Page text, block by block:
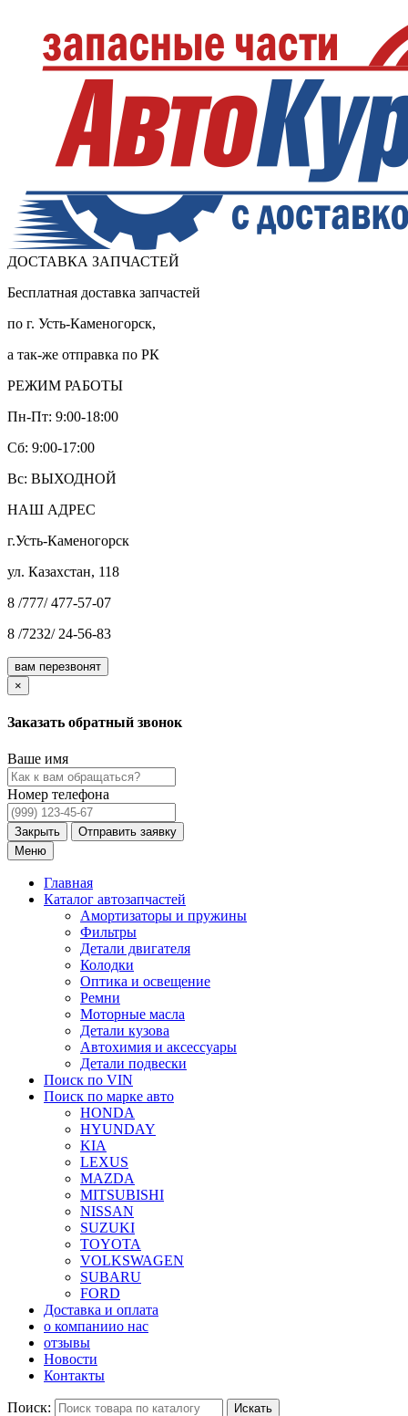
ДОСТАВКА ЗАПЧАСТЕЙ
Бесплатная доставка запчастей
по г. Усть-Каменогорск,
а так-же отправка по РК
РЕЖИМ РАБОТЫ
Пн-Пт: 9:00-18:00
Cб: 9:00-17:00
Вс: ВЫХОДНОЙ
НАШ АДРЕС
г.Усть-Каменогорск
ул. Казахстан, 118
8 /777/ 477-57-07
8 /7232/ 24-56-83
вам перезвонят
×
Заказать обратный звонок
Ваше имя
Номер телефона
Закрыть
Меню
Главная
Каталог автозапчастей
Амортизаторы и пружины
Фильтры
Детали двигателя
Колодки
Оптика и освещение
Ремни
Моторные масла
Детали кузова
Автохимия и аксессуары
Детали подвески
Поиск по VIN
Поиск по марке авто
HONDA
HYUNDAY
KIA
LEXUS
MAZDA
MITSUBISHI
NISSAN
SUZUKI
TOYOTA
VOLKSWAGEN
SUBARU
FORD
Доставка и оплата
о компаниио нас
отзывы
Новости
Контакты
Поиск: Искать